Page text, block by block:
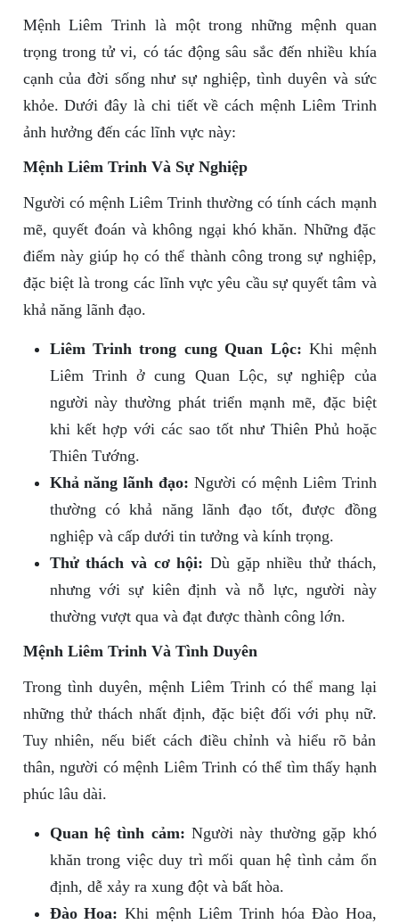
Mệnh Liêm Trinh là một trong những mệnh quan
trọng trong tử vi, có tác động sâu sắc đến nhiều khía
cạnh của đời sống như sự nghiệp, tình duyên và sức
khỏe. Dưới đây là chi tiết về cách mệnh Liêm Trinh
ảnh hưởng đến các lĩnh vực này:
Mệnh Liêm Trinh Và Sự Nghiệp
Người có mệnh Liêm Trinh thường có tính cách mạnh
mẽ, quyết đoán và không ngại khó khăn. Những đặc
điểm này giúp họ có thể thành công trong sự nghiệp,
đặc biệt là trong các lĩnh vực yêu cầu sự quyết tâm và
khả năng lãnh đạo.
Liêm Trinh trong cung Quan Lộc: Khi mệnh
Liêm Trinh ở cung Quan Lộc, sự nghiệp của
người này thường phát triển mạnh mẽ, đặc biệt
khi kết hợp với các sao tốt như Thiên Phủ hoặc
Thiên Tướng.
Khả năng lãnh đạo: Người có mệnh Liêm Trinh
thường có khả năng lãnh đạo tốt, được đồng
nghiệp và cấp dưới tin tưởng và kính trọng.
Thử thách và cơ hội: Dù gặp nhiều thử thách,
nhưng với sự kiên định và nỗ lực, người này
thường vượt qua và đạt được thành công lớn.
Mệnh Liêm Trinh Và Tình Duyên
Trong tình duyên, mệnh Liêm Trinh có thể mang lại
những thử thách nhất định, đặc biệt đối với phụ nữ.
Tuy nhiên, nếu biết cách điều chỉnh và hiểu rõ bản
thân, người có mệnh Liêm Trinh có thể tìm thấy hạnh
phúc lâu dài.
Quan hệ tình cảm: Người này thường gặp khó
khăn trong việc duy trì mối quan hệ tình cảm ổn
định, dễ xảy ra xung đột và bất hòa.
Đào Hoa: Khi mệnh Liêm Trinh hóa Đào Hoa,